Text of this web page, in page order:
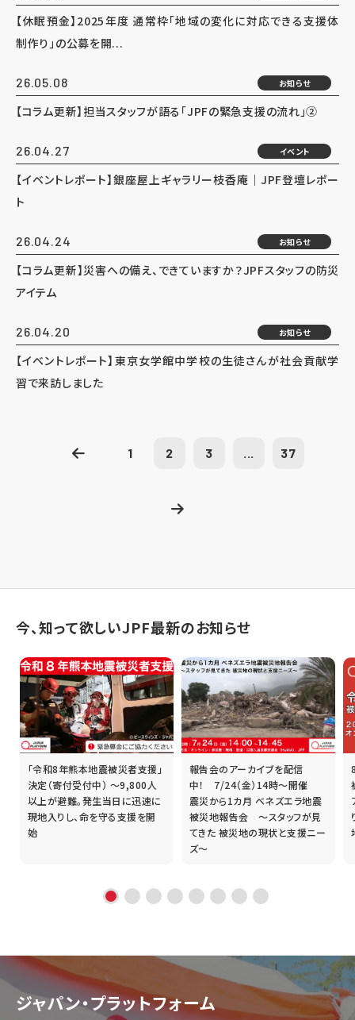
【休眠預金】2025年度 通常枠「地域の変化に対応できる支援体
制作り」の公募を開...
26.05.08 お知らせ
【コラム更新】担当スタッフが語る「JPFの緊急支援の流れ」②
26.04.27 イベント
【イベントレポート】銀座屋上ギャラリー枝香庵｜JPF登壇レポー
ト
26.04.24 お知らせ
【コラム更新】災害への備え、できていますか？JPFスタッフの防災
アイテム
26.04.20 お知らせ
【イベントレポート】東京女学館中学校の生徒さんが社会貢献学
習で来訪しました
1 2 3 ... 37
今、知って欲しいJPF最新のお知らせ
「令和8年熊本地震被災者支援」
決定（寄付受付中） ～9,800人
以上が避難。発生当日に迅速に
現地入りし、命を守る支援を開
始
報告会のアーカイブを配信
中！ 7/24（金）14時～開催
震災から1カ月 ベネズエラ地震
被災地報告会 ～スタッフが見
てきた 被災地の現状と支援ニー
ズ～
ジャパン・プラットフォーム